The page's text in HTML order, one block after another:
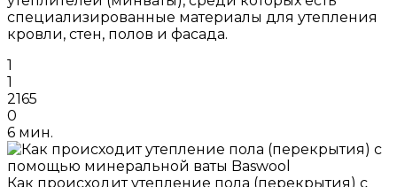
специализированные материалы для утепления
кровли, стен, полов и фасада.
1
1
2165
0
6 мин.
Как происходит утепление пола (перекрытия) с